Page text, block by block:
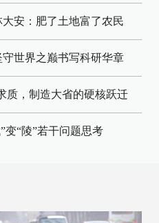
大安：肥了土地富了农民
守世界之巅书写科研华章
质，制造大省的硬核跃迁
变“陵”若干问题思考